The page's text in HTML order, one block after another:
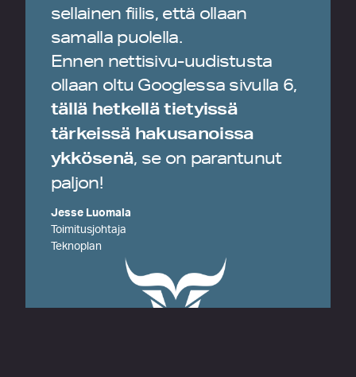
sellainen fiilis, että ollaan
samalla puolella.
Ennen nettisivu-uudistusta
ollaan oltu Googlessa sivulla 6,
tällä hetkellä tietyissä
tärkeissä hakusanoissa
ykkösenä, se on parantunut
paljon!
Jesse Luomala
Toimitusjohtaja
Teknoplan